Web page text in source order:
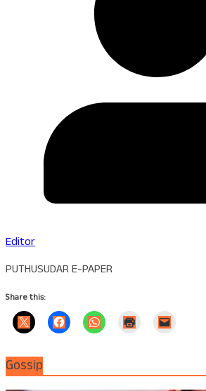
Editor
PUTHUSUDAR E-PAPER
Share this:
Gossip